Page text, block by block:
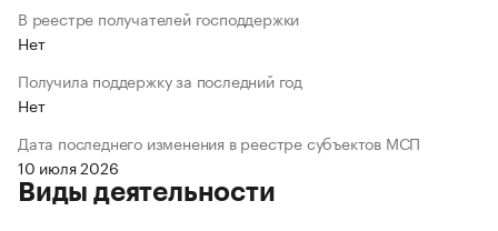
В реестре получателей господдержки
Нет
Получила поддержку за последний год
Нет
Дата последнего изменения в реестре субъектов МСП
10 июля 2026
Виды деятельности